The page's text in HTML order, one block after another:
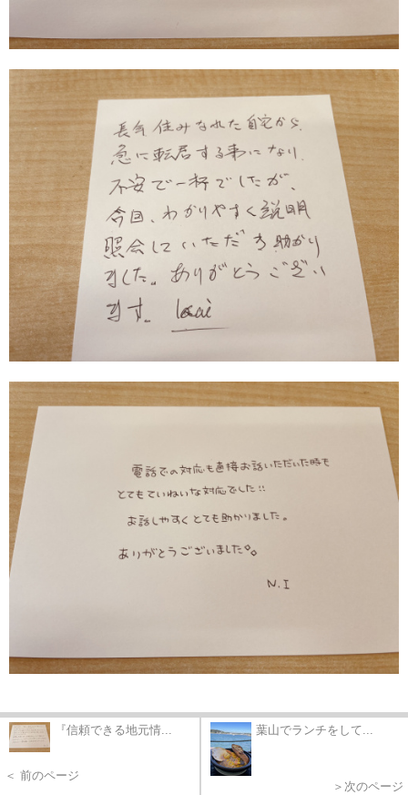
『信頼できる地元情...
＜ 前のページ
葉山でランチをして...
＞次のページ